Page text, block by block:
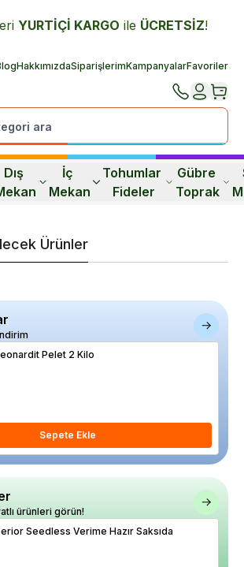
YURTİÇİ KARGO ile ÜCRETSİZ!
HakkımızdaSiparişlerimKampanyalarFavoriler
Dış
İç
Mekan
Tohumlar
Fideler
Gübre
Toprak
Ürünler
Pelet 2 Kilo
Sepete Ekle
ürünleri görün!
Seedless Verime Hazır Saksıda